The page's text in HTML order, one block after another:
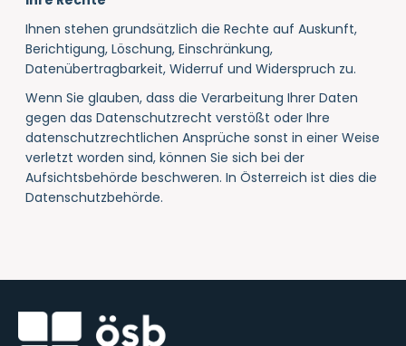
Ihnen stehen grundsätzlich die Rechte auf Auskunft,
Berichtigung, Löschung, Einschränkung,
Datenübertragbarkeit, Widerruf und Widerspruch zu.
Wenn Sie glauben, dass die Verarbeitung Ihrer Daten
gegen das Datenschutzrecht verstößt oder Ihre
datenschutzrechtlichen Ansprüche sonst in einer Weise
verletzt worden sind, können Sie sich bei der
Aufsichtsbehörde beschweren. In Österreich ist dies die
Datenschutzbehörde.